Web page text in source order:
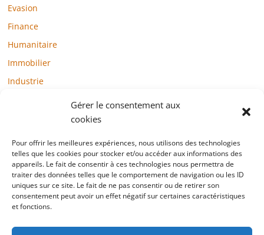
Gérer le consentement aux
cookies
Pour offrir les meilleures expériences, nous utilisons des technologies
telles que les cookies pour stocker et/ou accéder aux informations des
appareils. Le fait de consentir à ces technologies nous permettra de
traiter des données telles que le comportement de navigation ou les ID
uniques sur ce site. Le fait de ne pas consentir ou de retirer son
consentement peut avoir un effet négatif sur certaines caractéristiques
et fonctions.
Evasion
Finance
Humanitaire
Immobilier
Industrie
Mode / Beauté / Bien-être
Santé
Société
Sports
Technologie / Internet